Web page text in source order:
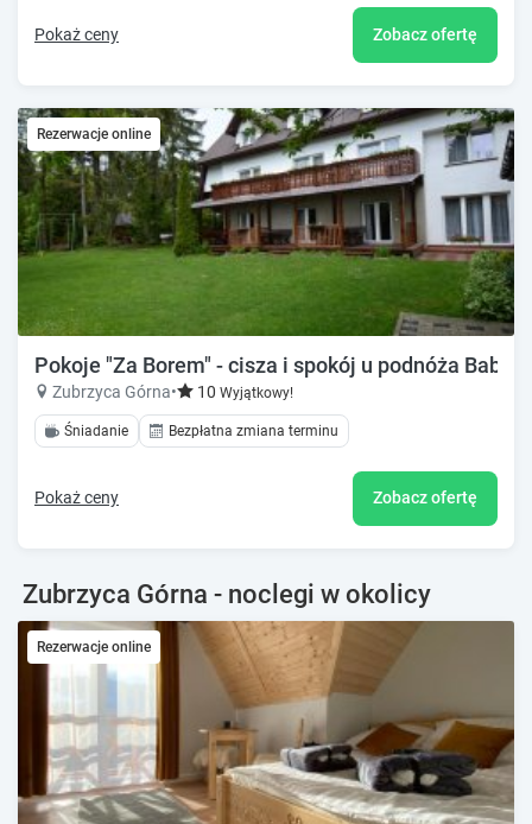
Pokaż ceny Zobacz ofertę
Rezerwacje online
Pokoje "Za Borem" - cisza i spokój u podnóża Babiej
Zubrzyca Górna• 10 Wyjątkowy!
Śniadanie Bezpłatna zmiana terminu
Pokaż ceny Zobacz ofertę
Zubrzyca Górna - noclegi w okolicy
Rezerwacje online